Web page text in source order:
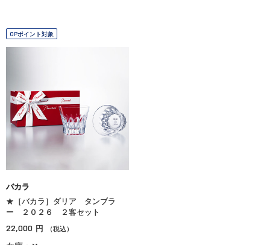
OPポイント対象
バカラ
★［バカラ］ダリア タンブラ
ー ２０２６ ２客セット
22,000 円 （税込）